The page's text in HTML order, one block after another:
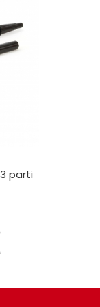
parti